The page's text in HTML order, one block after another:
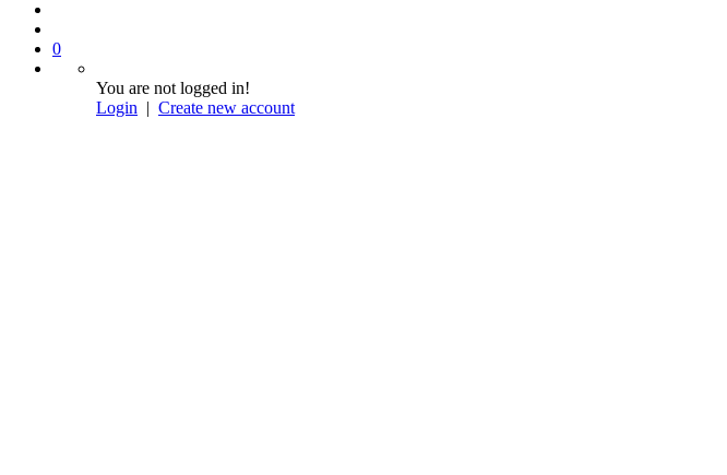
0
You are not logged in!
Login | Create new account